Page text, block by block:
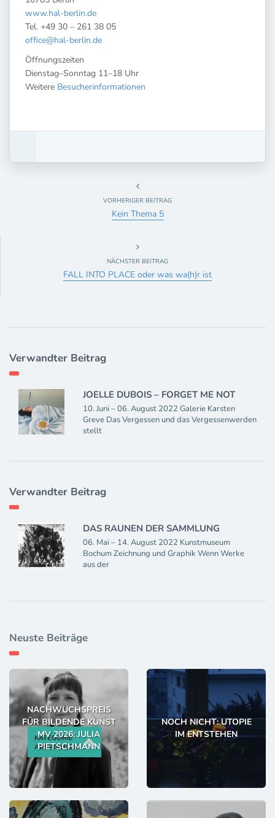
www.hal-berlin.de
Tel. +49 30 – 261 38 05
office@hal-berlin.de
Öffnungszeiten
Dienstag–Sonntag 11–18 Uhr
Weitere Besucherinformationen
VORHERIGER BEITRAG
Kein Thema 5
NÄCHSTER BEITRAG
FALL INTO PLACE oder was wa(h)r ist
Verwandter Beitrag
JOELLE DUBOIS – FORGET ME NOT
10. Juni – 06. August 2022 Galerie Karsten
Greve Das Vergessen und das Vergessenwerden
stellt
Verwandter Beitrag
DAS RAUNEN DER SAMMLUNG
06. Mai – 14. August 2022 Kunstmuseum
Bochum Zeichnung und Graphik Wenn Werke
aus der
Neuste Beiträge
NACHWUCHSPREIS
FÜR BILDENDE KUNST
MV 2026: JULIA
PIETSCHMANN
NOCH NICHT: UTOPIE
IM ENTSTEHEN
KATEGORIE
AUSWÄHLEN